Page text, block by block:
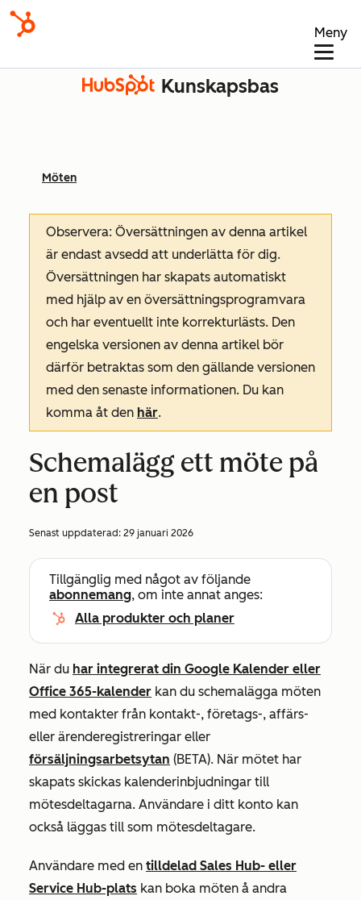
Meny
Kunskapsbas
Möten
Observera: Översättningen av denna artikel
är endast avsedd att underlätta för dig.
Översättningen har skapats automatiskt
med hjälp av en översättningsprogramvara
och har eventuellt inte korrekturlästs. Den
engelska versionen av denna artikel bör
därför betraktas som den gällande versionen
med den senaste informationen. Du kan
komma åt den här.
Schemalägg ett möte på
en post
Senast uppdaterad: 29 januari 2026
Tillgänglig med något av följande
abonnemang, om inte annat anges:
Alla produkter och planer
När du har integrerat din Google Kalender eller
Office 365-kalender kan du schemalägga möten
med kontakter från kontakt-, företags-, affärs-
eller ärenderegistreringar eller
försäljningsarbetsytan (BETA). När mötet har
skapats skickas kalenderinbjudningar till
mötesdeltagarna. Användare i ditt konto kan
också läggas till som mötesdeltagare.
Användare med en tilldelad Sales Hub- eller
Service Hub-plats kan boka möten å andra